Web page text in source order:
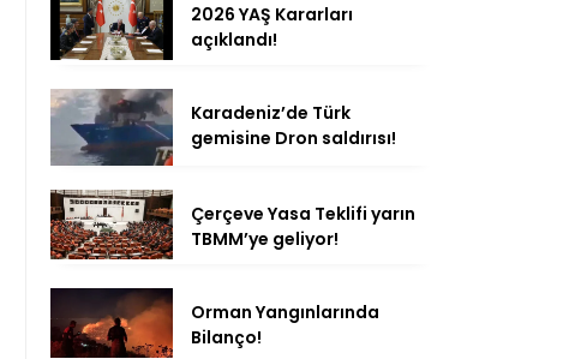
2026 YAŞ Kararları
açıklandı!
Karadeniz’de Türk
gemisine Dron saldırısı!
Çerçeve Yasa Teklifi yarın
TBMM’ye geliyor!
Orman Yangınlarında
Bilanço!